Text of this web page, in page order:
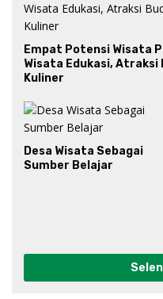
Empat Potensi Wisata
Wisata Edukasi, Atraksi
Kuliner
Desa Wisata Sebagai
Sumber Belajar